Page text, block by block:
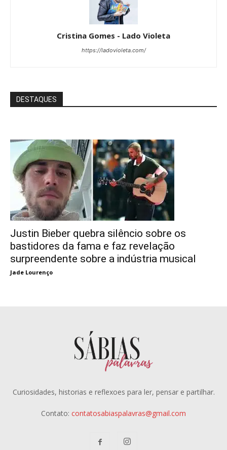
Cristina Gomes - Lado Violeta
https://ladovioleta.com/
DESTAQUES
Justin Bieber quebra silêncio sobre os
bastidores da fama e faz revelação
surpreendente sobre a indústria musical
Jade Lourenço
Curiosidades, historias e reflexoes para ler, pensar e partilhar.
Contato: contatosabiaspalavras@gmail.com